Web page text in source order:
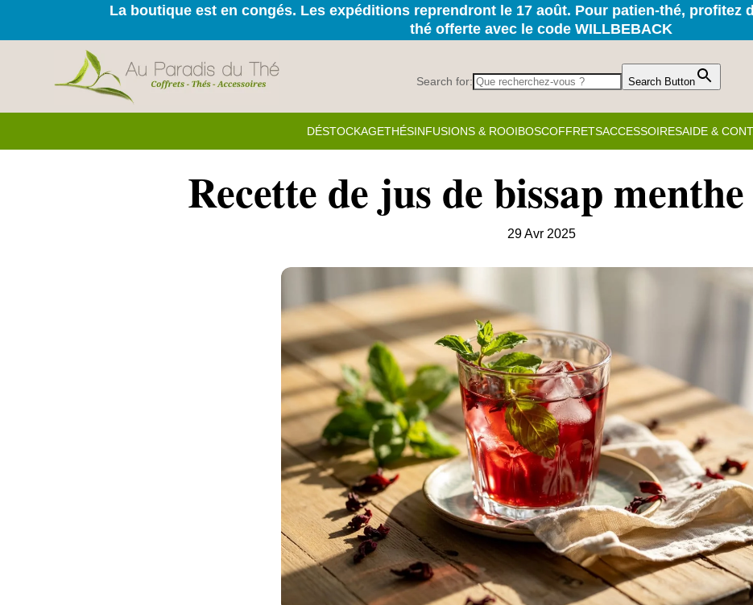
La boutique est en congés. Les expéditions reprendront le 17 août. Pour patien-thé, profitez
thé offerte avec le code WILLBEBACK
Search for: Search Button
DÉSTOCKAGETHÉSINFUSIONS & ROOIBOSCOFFRETSACCESSOIRESAIDE &
Recette de jus de bissap
29 Avr 2025